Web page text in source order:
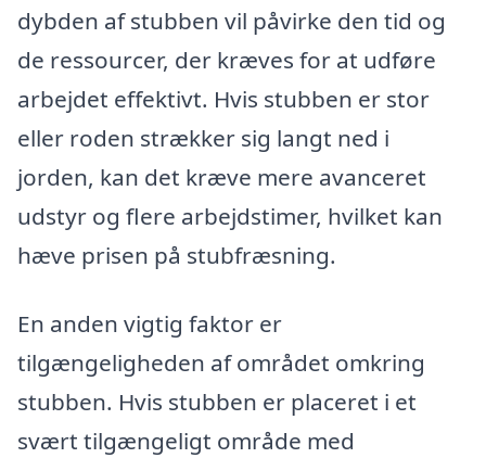
dybden af stubben vil påvirke den tid og
de ressourcer, der kræves for at udføre
arbejdet effektivt. Hvis stubben er stor
eller roden strækker sig langt ned i
jorden, kan det kræve mere avanceret
udstyr og flere arbejdstimer, hvilket kan
hæve prisen på stubfræsning.
En anden vigtig faktor er
tilgængeligheden af området omkring
stubben. Hvis stubben er placeret i et
svært tilgængeligt område med